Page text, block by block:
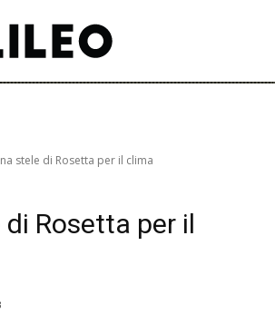
stele di Rosetta per il clima
Rosetta per il